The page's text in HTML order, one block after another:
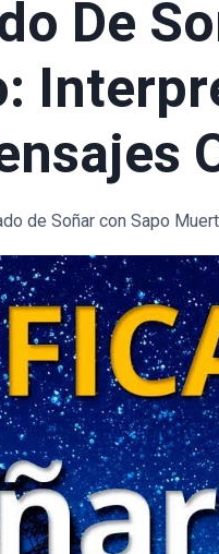
De
de Soñar con Sapo